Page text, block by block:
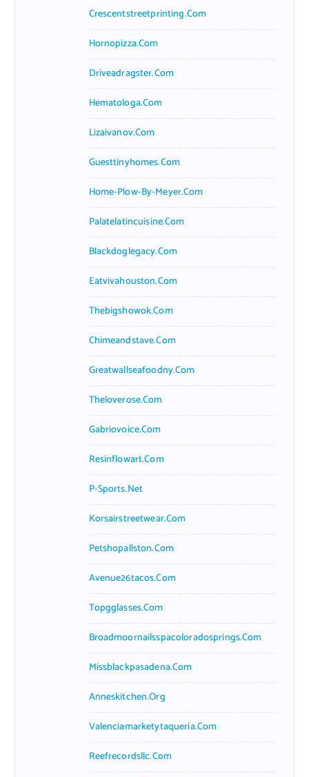
Crescentstreetprinting.com
Hornopizza.com
Driveadragster.com
Hematologa.com
Lizaivanov.com
Guesttinyhomes.com
Home-Plow-By-Meyer.com
Palatelatincuisine.com
Blackdoglegacy.com
Eatvivahouston.com
Thebigshowok.com
Chimeandstave.com
Greatwallseafoodny.com
Theloverose.com
Gabriovoice.com
Resinflowart.com
P-Sports.net
Korsairstreetwear.com
Petshopallston.com
Avenue26tacos.com
Topgglasses.com
Broadmoornailsspacoloradosprings.com
Missblackpasadena.com
Anneskitchen.org
Valenciamarketytaqueria.com
Reefrecordsllc.com